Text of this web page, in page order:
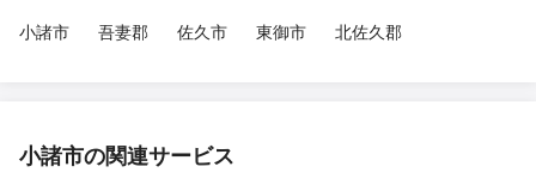
小諸市
吾妻郡 佐久市 東御市 北佐久郡
小諸市の関連サービス